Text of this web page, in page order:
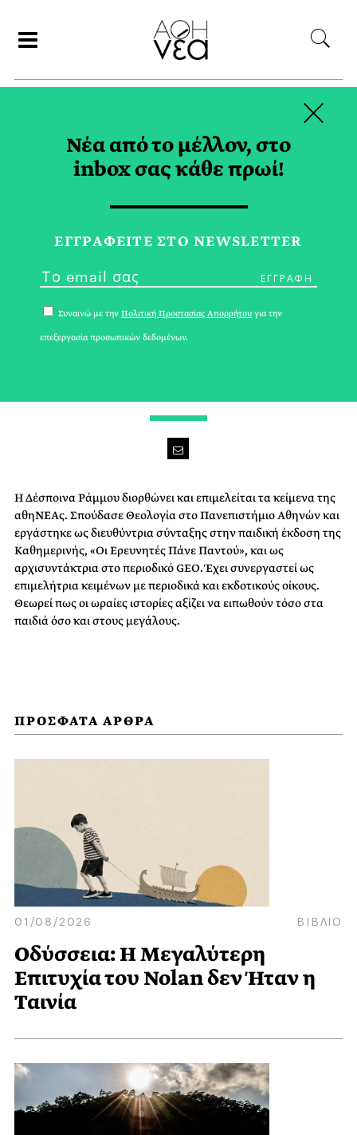
ΔΕΣΠΟΙΝΑ ΡΑΜΜΟΥ
H Δέσποινα Ράμμου διορθώνει και επιμελείται τα κείμενα της
αθηΝΕΑς. Σπούδασε Θεολογία στο Πανεπιστήμιο Αθηνών και
εργάστηκε ως διευθύντρια σύνταξης στην παιδική έκδοση της
Καθημερινής, «Οι Ερευνητές Πάνε Παντού», και ως
αρχισυντάκτρια στο περιοδικό GEO. Έχει συνεργαστεί ως
επιμελήτρια κειμένων με περιοδικά και εκδοτικούς οίκους.
Θεωρεί πως οι ωραίες ιστορίες αξίζει να ειπωθούν τόσο στα
παιδιά όσο και στους μεγάλους.
ΠΡΟΣΦΑΤΑ ΑΡΘΡΑ
01/08/2026 ΒΙΒΛΙΟ
Οδύσσεια: Η Μεγαλύτερη
Επιτυχία του Nolan δεν Ήταν η
Ταινία
Νέα από το μέλλον, στο
inbox σας κάθε πρωί!
ΕΓΓPΑΦΕΙΤΕ ΣΤΟ NEWSLETTER
Συναινώ με την Πολιτική Προστασίας Απορρήτου για την
επεξεργασία προσωπικών δεδομένων.
×